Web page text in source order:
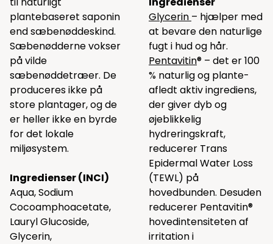
plantebaseret saponin
end sæbenøddeskind.
Sæbenødderne vokser
på vilde
sæbenøddetræer. De
produceres ikke på
store plantager, og de
er heller ikke en byrde
for det lokale
miljøsystem.
Ingredienser (INCI)
​​​​​​​Aqua, Sodium
Cocoamphoacetate,
Lauryl Glucoside,
Glycerin,
Glycerin – hjælper med
at bevare den naturlige
fugt i hud og hår.
Pentavitin® – det er 100
% naturlig og plante-
afledt aktiv ingrediens,
der giver dyb og
øjeblikkelig
hydreringskraft,
reducerer Trans
Epidermal Water Loss
(TEWL) på
hovedbunden. Desuden
reducerer Pentavitin®
hovedintensiteten af ​​
irritation i